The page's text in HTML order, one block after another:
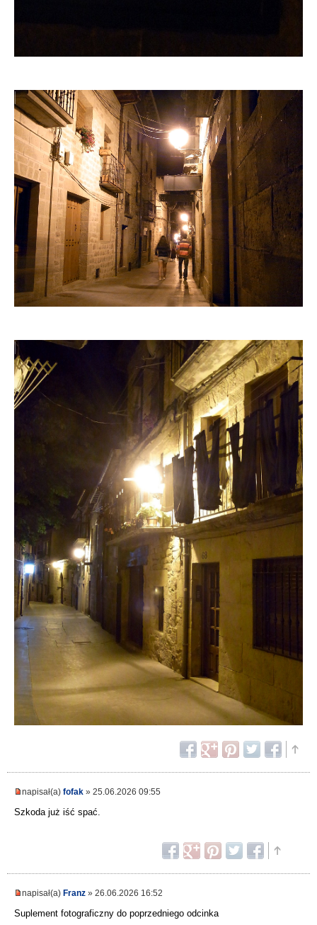
napisał(a) fofak » 25.06.2026 09:55
Szkoda już iść spać.
napisał(a) Franz » 26.06.2026 16:52
Suplement fotograficzny do poprzedniego odcinka